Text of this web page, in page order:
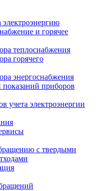
и горячее
теплоснабжения
горячего
энергоснабжения
приборов
учета электроэнергии
с твердыми